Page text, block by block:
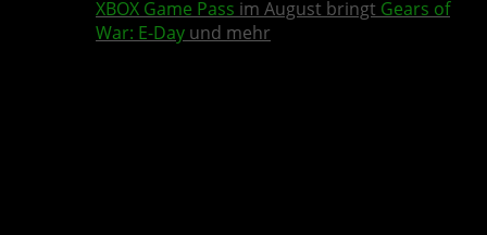
XBOX Game Pass im August bringt Gears of
War: E-Day und mehr